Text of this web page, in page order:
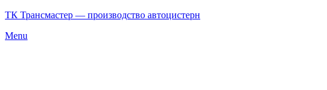
ТК Трансмастер — производство автоцистерн
Menu